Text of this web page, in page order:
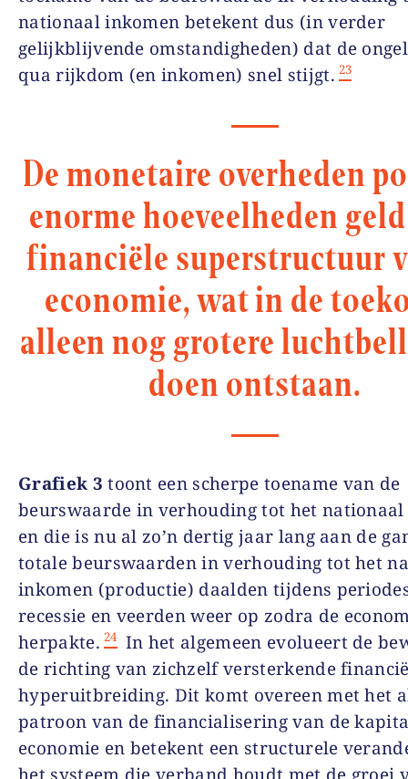
nationaal inkomen betekent dus (in verder
gelijkblijvende omstandigheden) dat de
qua rijkdom (en inkomen) snel stijgt. 23
De monetaire overheden
enorme hoeveelheden
financiële superstructuur
economie, wat in de
alleen nog grotere
doen ontstaan.
Grafiek 3 toont een scherpe toename van de
beurswaarde in verhouding tot het
en die is nu al zo’n dertig jaar lang aan de
totale beurswaarden in verhouding tot het
inkomen (productie) daalden tijdens
recessie en veerden weer op zodra de
herpakte. 24 In het algemeen evolueert de
de richting van zichzelf versterkende
hyperuitbreiding. Dit komt overeen met het
patroon van de financialisering van de
economie en betekent een structurele